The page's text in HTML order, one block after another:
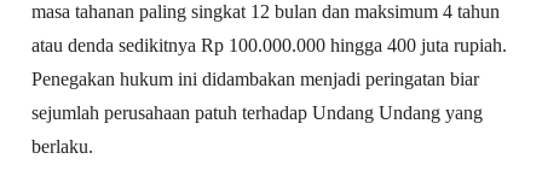
masa tahanan paling singkat 12 bulan dan maksimum 4 tahun
atau denda sedikitnya Rp 100.000.000 hingga 400 juta rupiah.
Penegakan hukum ini didambakan menjadi peringatan biar
sejumlah perusahaan patuh terhadap Undang Undang yang
berlaku.